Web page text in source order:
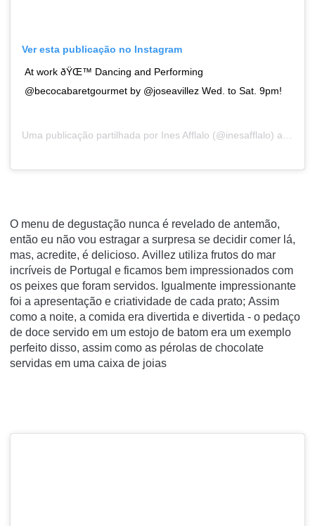
Ver esta publicação no Instagram
At work ðŸŒ™ Dancing and Performing
@becocabaretgourmet by @joseavillez Wed. to Sat. 9pm!
Uma publicação partilhada por Ines Afflalo (@inesafflalo) a9 de Mar, 2019 às 2:34 PST
O menu de degustação nunca é revelado de antemão,
então eu não vou estragar a surpresa se decidir comer lá,
mas, acredite, é delicioso. Avillez utiliza frutos do mar
incríveis de Portugal e ficamos bem impressionados com
os peixes que foram servidos. Igualmente impressionante
foi a apresentação e criatividade de cada prato; Assim
como a noite, a comida era divertida e divertida - o pedaço
de doce servido em um estojo de batom era um exemplo
perfeito disso, assim como as pérolas de chocolate
servidas em uma caixa de joias